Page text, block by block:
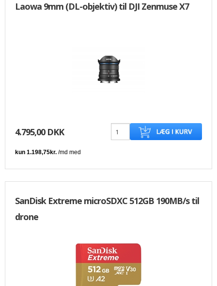
Laowa 9mm (DL-objektiv) til DJI Zenmuse X7
4.795,00 DKK
SanDisk Extreme microSDXC 512GB 190MB/s til
drone